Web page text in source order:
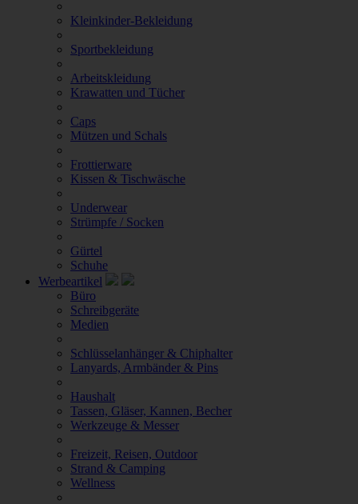
Kleinkinder-Bekleidung
Sportbekleidung
Arbeitskleidung
Krawatten und Tücher
Caps
Mützen und Schals
Frottierware
Kissen & Tischwäsche
Underwear
Strümpfe / Socken
Gürtel
Schuhe
Werbeartikel
Büro
Schreibgeräte
Medien
Schlüsselanhänger & Chiphalter
Lanyards, Armbänder & Pins
Haushalt
Tassen, Gläser, Kannen, Becher
Werkzeuge & Messer
Freizeit, Reisen, Outdoor
Strand & Camping
Wellness